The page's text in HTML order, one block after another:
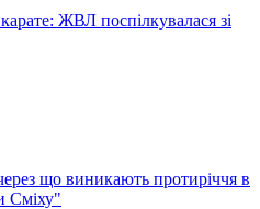
ЖВЛ поспілкувалася зі
що виникають протиріччя в
Сміху"